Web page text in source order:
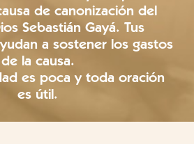
de canonización del
Sebastián Gayá. Tus
a sostener los gastos
de la causa.
es poca y toda oración
es útil.